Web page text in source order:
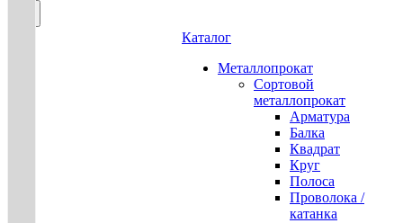
Каталог
Металлопрокат
Сортовой
металлопрокат
Арматура
Балка
Квадрат
Круг
Полоса
Проволока /
катанка